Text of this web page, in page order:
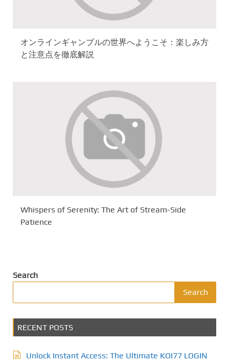
オンラインギャンブルの世界へようこそ：楽しみ方
と注意点を徹底解説
Whispers of Serenity: The Art of Stream-Side
Patience
Search
Search
RECENT POSTS
Unlock Instant Access: The Ultimate KOI77 LOGIN